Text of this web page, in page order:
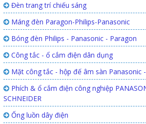
Đèn trang trí chiếu sáng
Máng đèn Paragon-Philips-Panasonic
Bóng đèn Philips - Panasonic - Paragon
Công tắc - ổ cắm điện dân dụng
Mặt công tắc - hộp đế âm sàn Panasonic
Phích & ổ cắm điện công nghiệp
SCHNEIDER
Ống luồn dây điện